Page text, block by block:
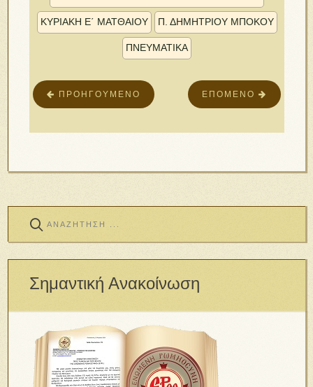
ΚΥΡΙΑΚΉ Ε΄ ΜΑΤΘΑΊΟΥ Π. ΔΗΜΗΤΡΊΟΥ ΜΠΌΚΟΥ
ΠΝΕΥΜΑΤΙΚΑ
ΕΠΌΜΕΝΟ
ΠΡΟΗΓΟΎΜΕΝΟ
Σημαντική Ανακοίνωση